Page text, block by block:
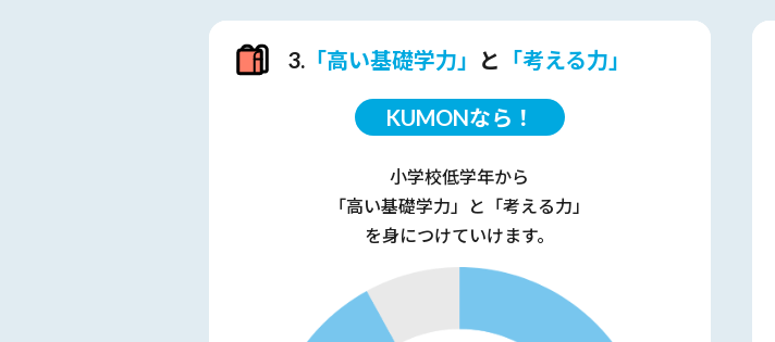
3. 「高い基礎学力」 と 「考える力」
KUMONなら！
小学校低学年から
「高い基礎学力」と「考える力」
を身につけていけます。